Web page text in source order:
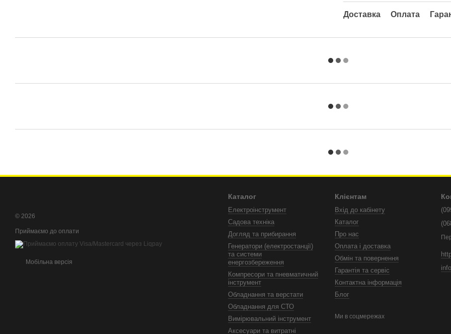
Доставка Оплата
© 2026
Приймаємо до оплати
Мобільна версія
Каталог
Електроінструмент
Садова техніка
Догляд та прибирання
Генератори (електростанції)
та системи
енергозбереження
Компресори та пневматичний
інструмент
Обладнання та верстати
Обладнання для СТО
Вимірювальний інструмент
Аксесуари та витратні
Клієнтам
Вхід до кабінету
Каталог
Про нас
Оплата і доставка
Обмін та повернення
Гарантія та сервіс
Контактна інформація
Блог
Ми в соцмережах